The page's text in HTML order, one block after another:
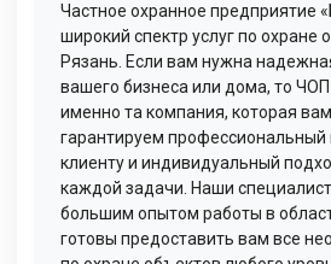
Частное охранное предприятие
широкий спектр услуг по охране
Рязань. Если вам нужна
вашего бизнеса или дома, то ЧОП
именно та компания, которая
гарантируем
клиенту и индивидуальный
каждой задачи. Наши
большим опытом работы в
готовы предоставить вам все